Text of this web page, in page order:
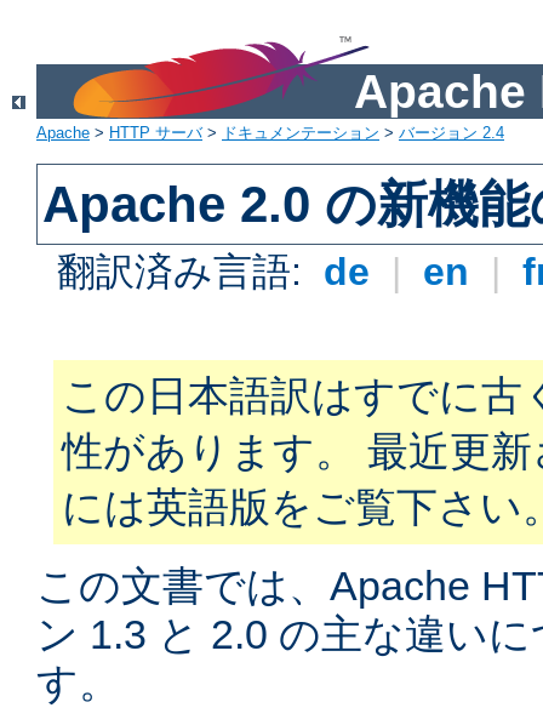
Apache
Apache > HTTP サーバ> ドキュメンテーション > バージョン 2.4
Apache 2.0 の新機能
翻訳済み言語: de | en |
この日本語訳はすでに古
性があります。 最近更
には英語版をご覧下さい
この文書では、Apache
ン 1.3 と 2.0 の主な違い
す。